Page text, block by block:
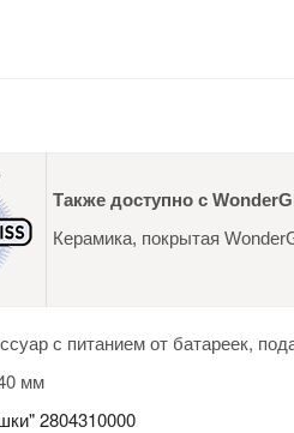
Также доступно с
Керамика, покрытая
с питанием от батареек,
мм
2804310000